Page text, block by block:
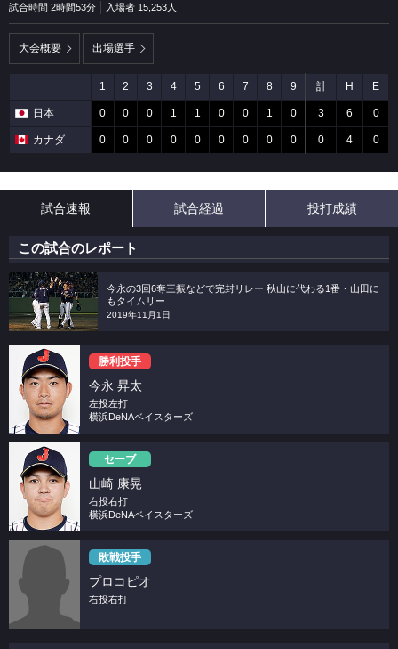
試合時間 2時間53分
入場者 15,253人
大会概要 出場選手
1 2 3 4 5 6 7 8 9 計 H E
日本 0 0 0 1 1 0 0 1 0 3 6 0
カナダ 0 0 0 0 0 0 0 0 0 0 4 0
試合速報 試合経過 投打成績
この試合のレポート
今永の3回6奪三振などで完封リレー 秋山に代わる1番・山田に
もタイムリー
2019年11月1日
勝利投手
今永 昇太
左投左打
横浜DeNAベイスターズ
セーブ
山崎 康晃
右投右打
横浜DeNAベイスターズ
敗戦投手
プロコピオ
右投右打